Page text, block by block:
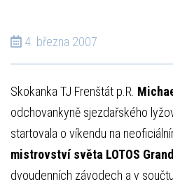
4. března 2007
Skokanka TJ Frenštát p.R.
odchovankyně sjezdařského
startovala o víkendu na
mistrovství světa LOTOS
dvoudenních závodech a v